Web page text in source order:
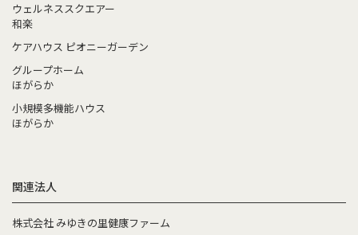
ウェルネススクエアー
和楽
ケアハウス ピオニーガーデン
グループホーム
ほがらか
小規模多機能ハウス
ほがらか
関連法人
株式会社 みゆきの里健康ファーム